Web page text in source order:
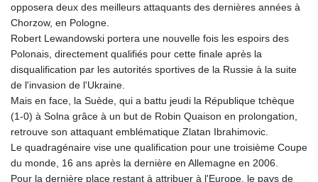
opposera deux des meilleurs attaquants des dernières années à
Chorzow, en Pologne.
Robert Lewandowski portera une nouvelle fois les espoirs des
Polonais, directement qualifiés pour cette finale après la
disqualification par les autorités sportives de la Russie à la suite
de l'invasion de l'Ukraine.
Mais en face, la Suède, qui a battu jeudi la République tchèque
(1-0) à Solna grâce à un but de Robin Quaison en prolongation,
retrouve son attaquant emblématique Zlatan Ibrahimovic.
Le quadragénaire vise une qualification pour une troisième Coupe
du monde, 16 ans après la dernière en Allemagne en 2006.
Pour la dernière place restant à attribuer à l'Europe, le pays de